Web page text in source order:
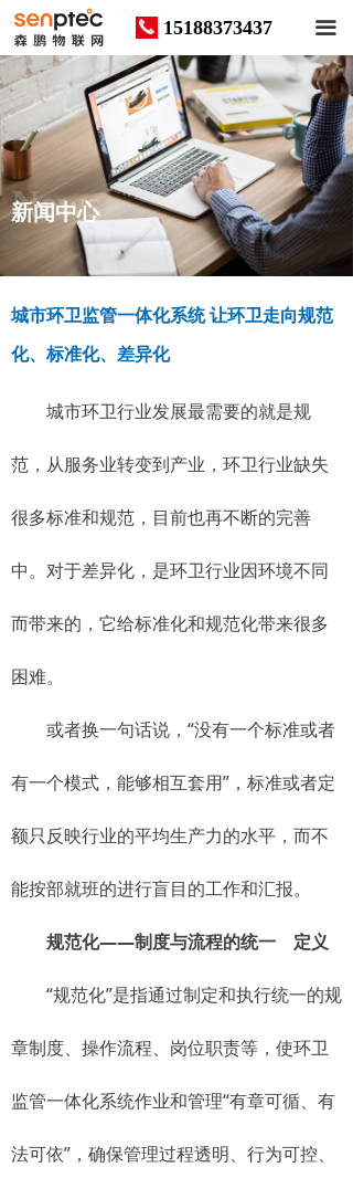
끀
끅 15188373437
城市环卫监管一体化系统 让环卫走向规范
化、标准化、差异化
城市环卫行业发展最需要的就是规
范，从服务业转变到产业，环卫行业缺失
很多标准和规范，目前也再不断的完善
中。对于差异化，是环卫行业因环境不同
而带来的，它给标准化和规范化带来很多
困难。
或者换一句话说，“没有一个标准或者
有一个模式，能够相互套用”，标准或者定
额只反映行业的平均生产力的水平，而不
能按部就班的进行盲目的工作和汇报。
规范化——制度与流程的统一 定义
“规范化”是指通过制定和执行统一的规
章制度、操作流程、岗位职责等，使环卫
监管一体化系统作业和管理“有章可循、有
法可依”，确保管理过程透明、行为可控、
News
新闻中心